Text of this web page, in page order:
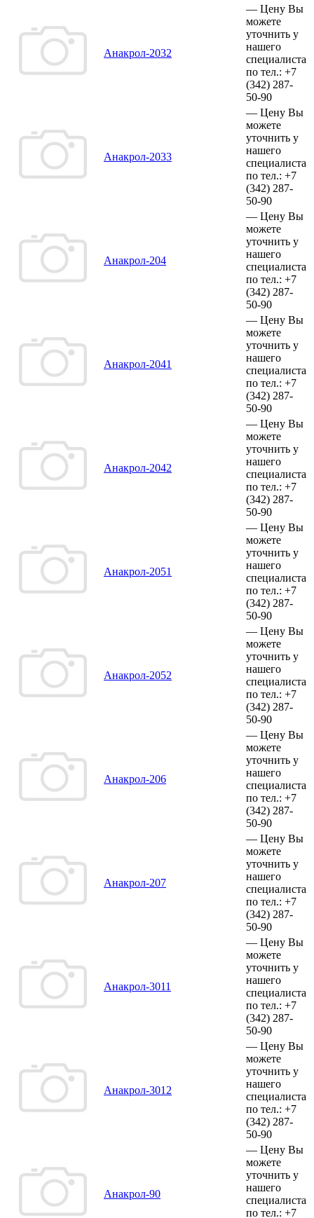
Анакрол-2032
— Цену Вы
можете
уточнить у
нашего
специалиста
по тел.: +7
(342) 287-
50-90
Анакрол-2033
— Цену Вы
можете
уточнить у
нашего
специалиста
по тел.: +7
(342) 287-
50-90
Анакрол-204
— Цену Вы
можете
уточнить у
нашего
специалиста
по тел.: +7
(342) 287-
50-90
Анакрол-2041
— Цену Вы
можете
уточнить у
нашего
специалиста
по тел.: +7
(342) 287-
50-90
Анакрол-2042
— Цену Вы
можете
уточнить у
нашего
специалиста
по тел.: +7
(342) 287-
50-90
Анакрол-2051
— Цену Вы
можете
уточнить у
нашего
специалиста
по тел.: +7
(342) 287-
50-90
Анакрол-2052
— Цену Вы
можете
уточнить у
нашего
специалиста
по тел.: +7
(342) 287-
50-90
Анакрол-206
— Цену Вы
можете
уточнить у
нашего
специалиста
по тел.: +7
(342) 287-
50-90
Анакрол-207
— Цену Вы
можете
уточнить у
нашего
специалиста
по тел.: +7
(342) 287-
50-90
Анакрол-3011
— Цену Вы
можете
уточнить у
нашего
специалиста
по тел.: +7
(342) 287-
50-90
Анакрол-3012
— Цену Вы
можете
уточнить у
нашего
специалиста
по тел.: +7
(342) 287-
50-90
Анакрол-90
— Цену Вы
можете
уточнить у
нашего
специалиста
по тел.: +7